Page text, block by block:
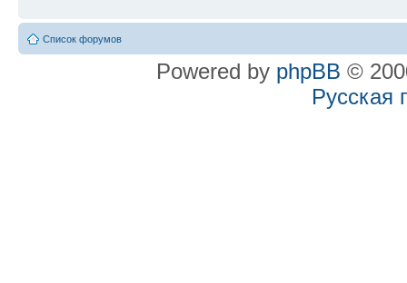
Список форумов
Powered by phpBB ©
Русская